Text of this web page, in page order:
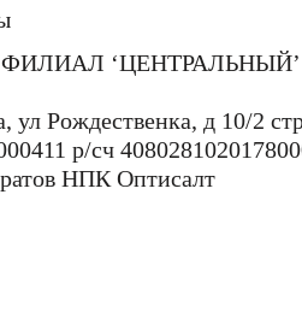
ФИЛИАЛ
ул Рождественка, д 10/2
р/сч
НПК Оптисалт